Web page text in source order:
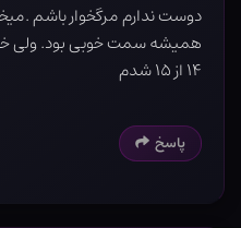
دوست ندارم مرگخوار باشم
همیشه سمت خوبی بود. ولی
۱۴ از ۱۵ شدم
پاسخ